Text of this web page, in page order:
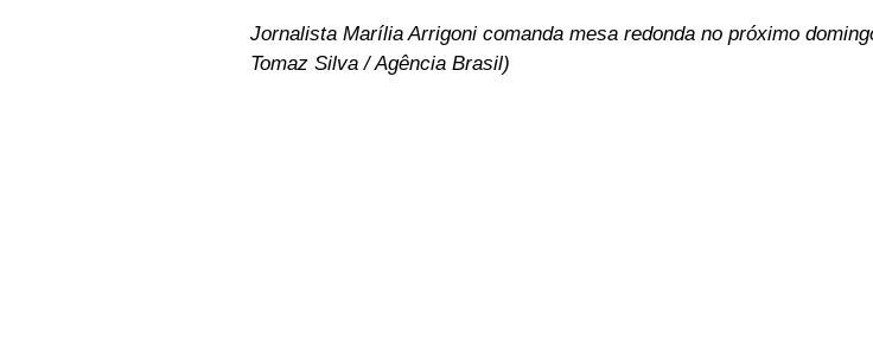
Jornalista Marília Arrigoni comanda mesa redonda no próximo
Tomaz Silva / Agência Brasil)